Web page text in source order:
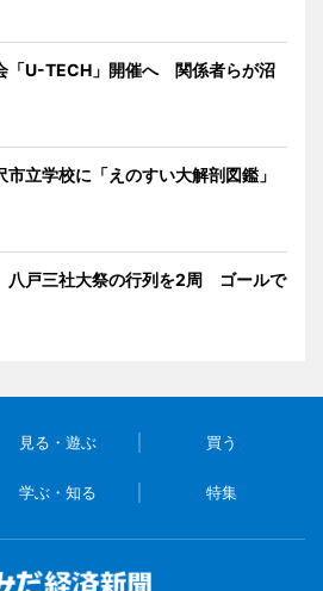
「U-TECH」開催へ 関係者らが沼
立学校に「えのすい大解剖図鑑」
八戸三社大祭の行列を2周 ゴールで
見る・遊ぶ 買う
学ぶ・知る 特集